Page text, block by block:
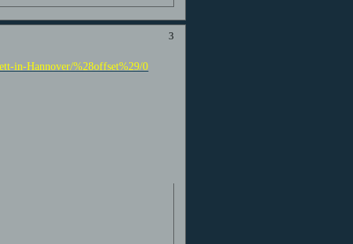
3
in-Hannover/%28offset%29/0